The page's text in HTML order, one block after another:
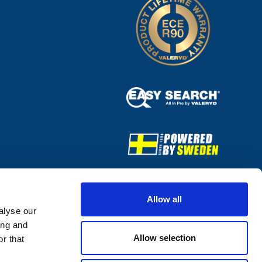
our
and
that
Allow all
Allow selection